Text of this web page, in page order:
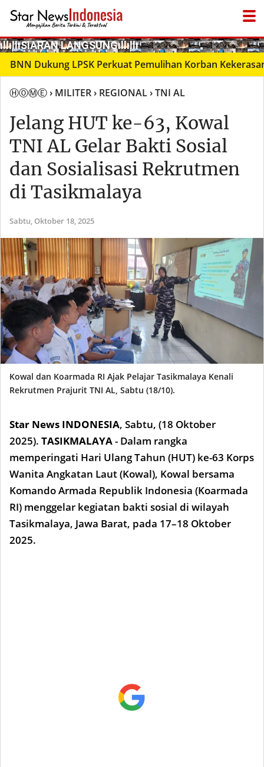
­ıllıllıS͙I͙A͙R͙A͙N͙ L͙A͙N͙G͙S͙U͙N͙G͙ıllıllı ● LIVΞ Tᐯ
Dukung LPSK Perkuat Pemulihan Korban Kekerasan
ⒽⓄⓂⒺ› MILITER› REGIONAL› TNI AL
Jelang HUT ke-63, Kowal
TNI AL Gelar Bakti Sosial
dan Sosialisasi Rekrutmen
di Tasikmalaya
Sabtu, Oktober 18, 2025
Kowal dan Koarmada RI Ajak Pelajar Tasikmalaya Kenali
Rekrutmen Prajurit TNI AL, Sabtu (18/10).
Star News INDONESIA, Sabtu, (18 Oktober
2025). TASIKMALAYA- Dalam rangka
memperingati Hari Ulang Tahun (HUT) ke-63 Korps
Wanita Angkatan Laut (Kowal), Kowal bersama
Komando Armada Republik Indonesia (Koarmada
RI) menggelar kegiatan bakti sosial di wilayah
Tasikmalaya, Jawa Barat, pada 17–18 Oktober
2025.